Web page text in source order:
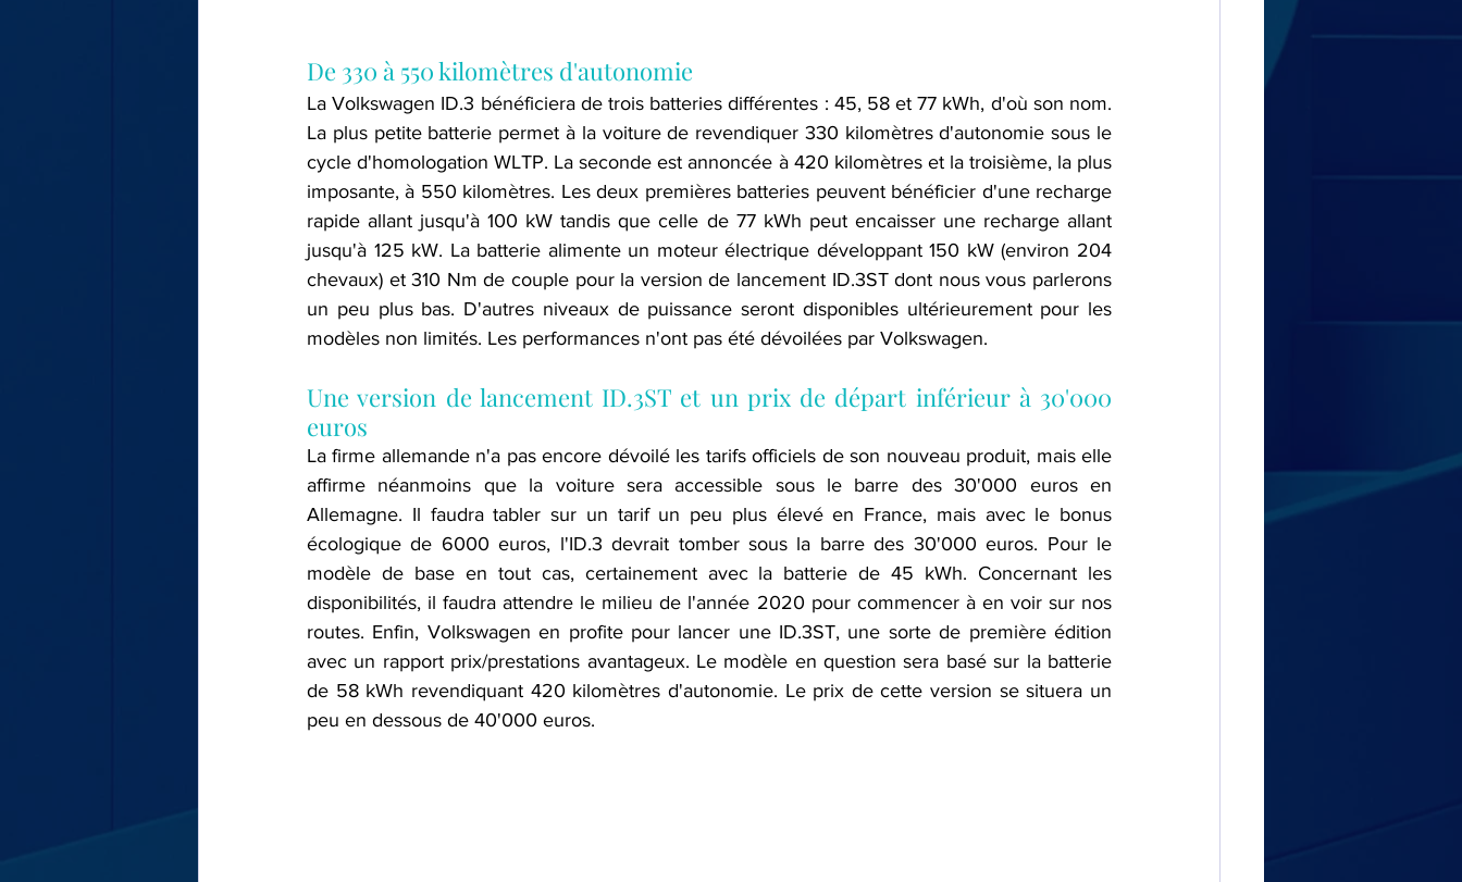
De 330 à 550 kilomètres d'autonomie
La Volkswagen ID.3 bénéficiera de trois batteries différentes : 45, 58 et 77 kWh, d'où son nom.
La plus petite batterie permet à la voiture de revendiquer 330 kilomètres d'autonomie sous le
cycle d'homologation WLTP. La seconde est annoncée à 420 kilomètres et la troisième, la plus
imposante, à 550 kilomètres. Les deux premières batteries peuvent bénéficier d'une recharge
rapide allant jusqu'à 100 kW tandis que celle de 77 kWh peut encaisser une recharge allant
jusqu'à 125 kW. La batterie alimente un moteur électrique développant 150 kW (environ 204
chevaux) et 310 Nm de couple pour la version de lancement ID.3ST dont nous vous parlerons
un peu plus bas. D'autres niveaux de puissance seront disponibles ultérieurement pour les
modèles non limités. Les performances n'ont pas été dévoilées par Volkswagen.
Une version de lancement ID.3ST et un prix de départ inférieur à 30'000
euros
La firme allemande n'a pas encore dévoilé les tarifs officiels de son nouveau produit, mais elle
affirme néanmoins que la voiture sera accessible sous le barre des 30'000 euros en
Allemagne. Il faudra tabler sur un tarif un peu plus élevé en France, mais avec le bonus
écologique de 6000 euros, l'ID.3 devrait tomber sous la barre des 30'000 euros. Pour le
modèle de base en tout cas, certainement avec la batterie de 45 kWh. Concernant les
disponibilités, il faudra attendre le milieu de l'année 2020 pour commencer à en voir sur nos
routes. Enfin, Volkswagen en profite pour lancer une ID.3ST, une sorte de première édition
avec un rapport prix/prestations avantageux. Le modèle en question sera basé sur la batterie
de 58 kWh revendiquant 420 kilomètres d'autonomie. Le prix de cette version se situera un
peu en dessous de 40'000 euros.